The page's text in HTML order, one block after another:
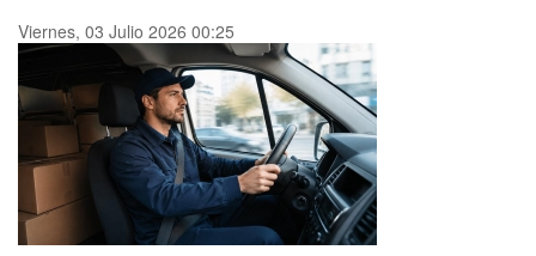
Viernes, 03 Julio 2026 00:25